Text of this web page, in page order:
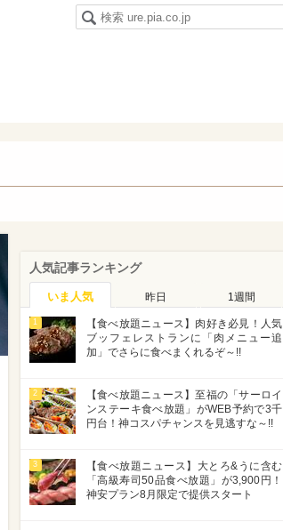
人気記事ランキング
いま人気 昨日 1週間
1
【食べ放題ニュース】肉好き必見！人気
ブッフェレストランに「肉メニュー追
加」でさらに食べまくれるぞ～!!
2
【食べ放題ニュース】至福の「サーロイ
ンステーキ食べ放題」がWEB予約で3千
円台！神コスパチャンスを見逃すな～!!
3
【食べ放題ニュース】大とろ&うに含む
「高級寿司50品食べ放題」が3,900円！
神安プラン8月限定で提供スタート